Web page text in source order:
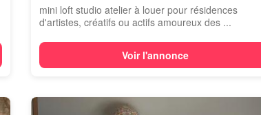
mini loft studio atelier à louer pour résidences
d'artistes, créatifs ou actifs amoureux des ...
Voir l'annonce